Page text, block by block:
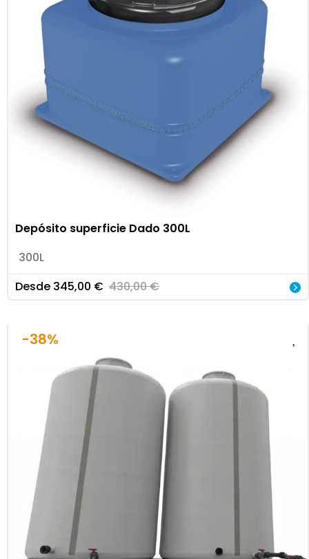
Depósito superficie Dado 300L
300L
Desde 345,00 € 430,00€
-38%